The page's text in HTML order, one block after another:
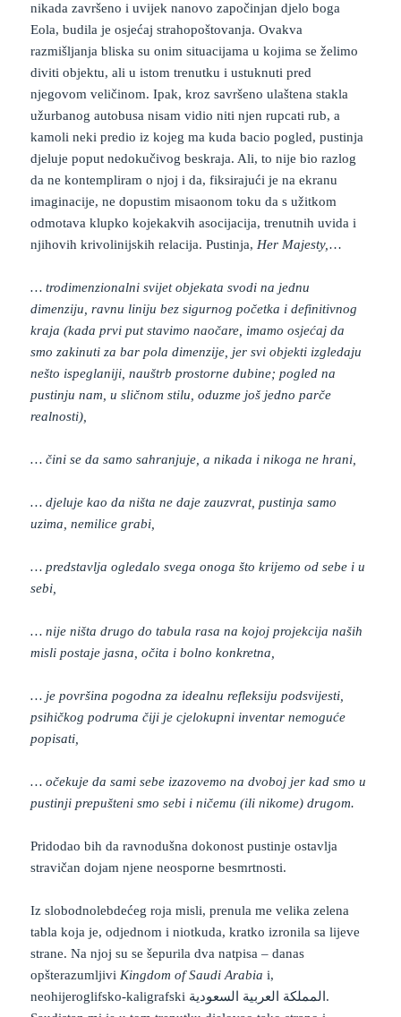
nikada završeno i uvijek nanovo započinjan djelo boga
Eola, budila je osjećaj strahopoštovanja. Ovakva
razmišljanja bliska su onim situacijama u kojima se želimo
diviti objektu, ali u istom trenutku i ustuknuti pred
njegovom veličinom. Ipak, kroz savršeno ulaštena stakla
užurbanog autobusa nisam vidio niti njen rupcati rub, a
kamoli neki predio iz kojeg ma kuda bacio pogled, pustinja
djeluje poput nedokučivog beskraja. Ali, to nije bio razlog
da ne kontempliram o njoj i da, fiksirajući je na ekranu
imaginacije, ne dopustim misaonom toku da s užitkom
odmotava klupko kojekakvih asocijacija, trenutnih uvida i
njihovih krivolinijskih relacija. Pustinja,Her Majesty,…
… trodimenzionalni svijet objekata svodi na jednu
dimenziju, ravnu liniju bez sigurnog početka i definitivnog
kraja (kada prvi put stavimo naočare, imamo osjećaj da
smo zakinuti za bar pola dimenzije, jer svi objekti izgledaju
nešto ispeglaniji, nauštrb prostorne dubine; pogled na
pustinju nam, u sličnom stilu, oduzme još jedno parče
realnosti),
… čini se da samo sahranjuje, a nikada i nikoga ne hrani,
… djeluje kao da ništa ne daje zauzvrat, pustinja samo
uzima, nemilice grabi,
… predstavlja ogledalo svega onoga što krijemo od sebe i u
sebi,
… nije ništa drugo do tabula rasa na kojoj projekcija naših
misli postaje jasna, očita i bolno konkretna,
… je površina pogodna za idealnu refleksiju podsvijesti,
psihičkog podruma čiji je cjelokupni inventar nemoguće
popisati,
… očekuje da sami sebe izazovemo na dvoboj jer kad smo u
pustinji prepušteni smo sebi i ničemu (ili nikome) drugom.
Pridodao bih da ravnodušna dokonost pustinje ostavlja
stravičan dojam njene neosporne besmrtnosti.
Iz slobodnolebdećeg roja misli, prenula me velika zelena
tabla koja je, odjednom i niotkuda, kratko izronila sa lijeve
strane. Na njoj su se šepurila dva natpisa – danas
opšterazumljiviKingdom of Saudi Arabiai,
neohijeroglifsko-kaligrafski المملكة العربية السعودية.